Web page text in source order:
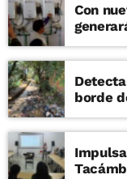
Con
borde